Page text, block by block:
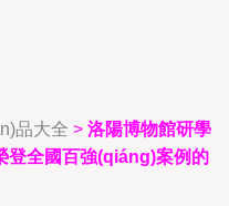
品大全 > 洛陽博物館研學
登全國百強(qiáng)案例的